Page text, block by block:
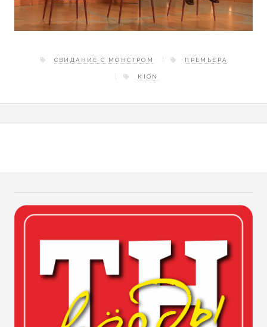
СВИДАНИЕ С МОНСТРОМ ПРЕМЬЕРА
KION